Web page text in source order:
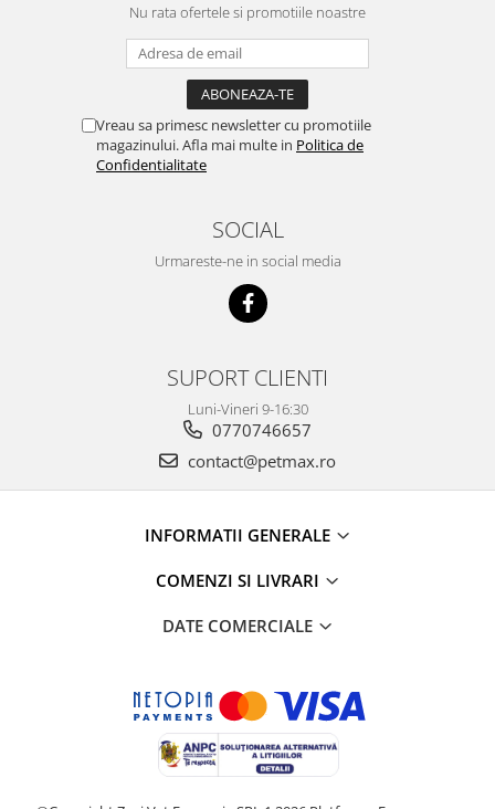
Nu rata ofertele si promotiile noastre
Vreau sa primesc newsletter cu promotiile
magazinului. Afla mai multe in Politica de
Confidentialitate
SOCIAL
Urmareste-ne in social media
SUPORT CLIENTI
Luni-Vineri 9-16:30
0770746657
contact@petmax.ro
INFORMATII GENERALE
COMENZI SI LIVRARI
DATE COMERCIALE